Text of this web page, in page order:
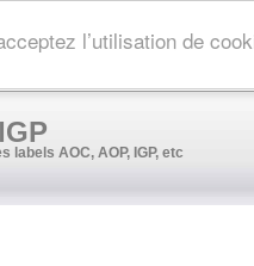
l’utilisation de
labels AOC, AOP, IGP, etc